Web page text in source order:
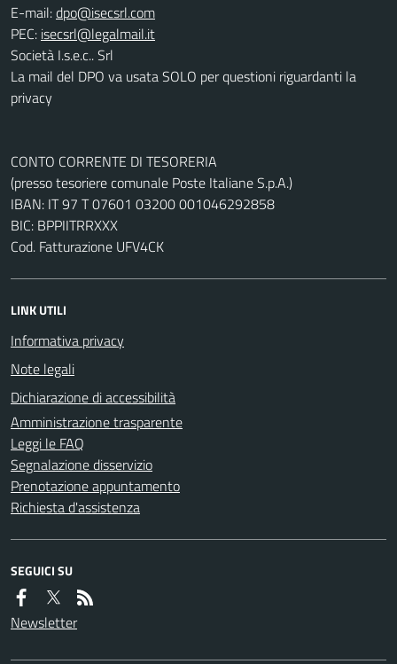
E-mail:
PEC:
Società I.s.e.c.. Srl
La mail del DPO va usata SOLO per questioni riguardanti la
privacy
CONTO CORRENTE DI TESORERIA
(presso tesoriere comunale Poste Italiane S.p.A.)
IBAN: IT 97 T 07601 03200 001046292858
BIC: BPPIITRRXXX
Cod. Fatturazione UFV4CK
LINK UTILI
Informativa privacy
Note legali
Dichiarazione di accessibilità
Amministrazione trasparente
Leggi le FAQ
Segnalazione disservizio
Prenotazione appuntamento
Richiesta d'assistenza
SEGUICI SU
Newsletter